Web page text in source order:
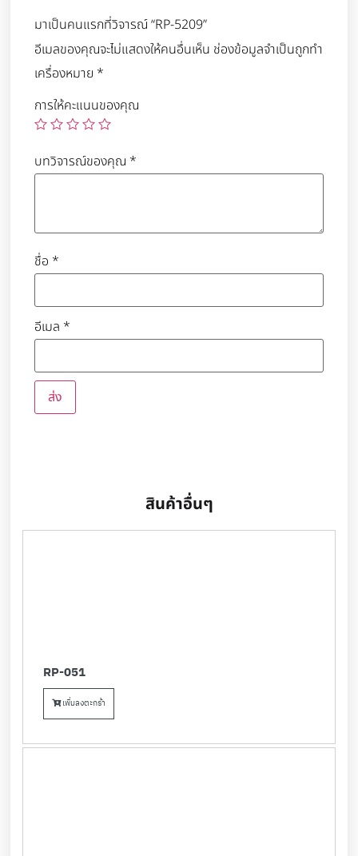
มาเป็นคนแรกที่วิจารณ์ “RP-5209”
อีเมลของคุณจะไม่แสดงให้คนอื่นเห็น ช่องข้อมูลจำเป็นถูกทำ
เครื่องหมาย *
การให้คะแนนของคุณ
บทวิจารณ์ของคุณ *
ชื่อ *
อีเมล *
สินค้าอื่นๆ
RP-051
เพิ่มลงตะกร้า